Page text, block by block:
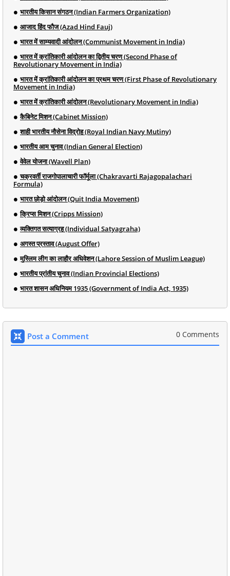
भारतीय किसान संगठन (Indian Farmers Organization)
आजाद हिंद फौज (Azad Hind Fauj)
भारत में साम्यवादी आंदोलन (Communist Movement in India)
भारत में क्रांतिकारी आंदोलन का द्वितीय चरण (Second Phase of
Revolutionary Movement in India)
भारत में क्रांतिकारी आंदोलन का प्रथम चरण (First Phase of Revolutionary
Movement in India)
भारत में क्रांतिकारी आंदोलन (Revolutionary Movement in India)
कैबिनेट मिशन (Cabinet Mission)
शाही भारतीय नौसेना विद्रोह (Royal Indian Navy Mutiny)
भारतीय आम चुनाव (Indian General Election)
वेवेल योजना (Wavell Plan)
चक्रवर्ती राजगोपालाचारी फॉर्मूला (Chakravarti Rajagopalachari
Formula)
भारत छोड़ो आंदोलन (Quit India Movement)
क्रिप्स मिशन (Cripps Mission)
व्यक्तिगत सत्याग्रह (Individual Satyagraha)
अगस्त प्रस्ताव (August Offer)
मुस्लिम लीग का लाहौर अधिवेशन (Lahore Session of Muslim League)
भारतीय प्रांतीय चुनाव (Indian Provincial Elections)
भारत शासन अधिनियम 1935 (Government of India Act, 1935)
Post a Comment 0 Comments